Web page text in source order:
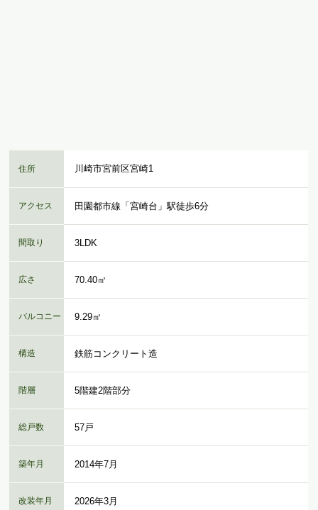
住所 川崎市宮前区宮崎1
アクセス 田園都市線「宮崎台」駅徒歩6分
間取り 3LDK
広さ 70.40㎡
バルコニー 9.29㎡
構造 鉄筋コンクリート造
階層 5階建2階部分
総戸数 57戸
築年月 2014年7月
改装年月 2026年3月